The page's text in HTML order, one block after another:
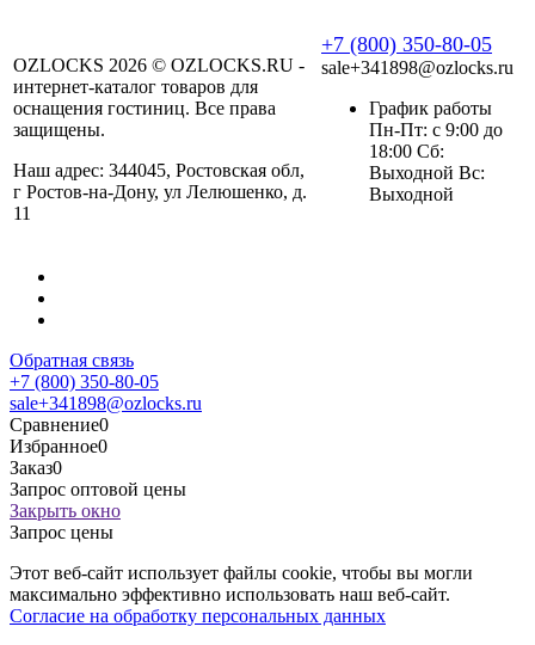
OZLOCKS 2026 © OZLOCKS.RU -
интернет-каталог товаров для
оснащения гостиниц. Все права
защищены.
Наш адрес: 344045, Ростовская обл,
г Ростов-на-Дону, ул Лелюшенко, д.
11
+7 (800) 350-80-05
sale+341898@ozlocks.ru
График работы
Пн-Пт: с 9:00 до
18:00 Сб:
Выходной Вс:
Выходной
Обратная связь
+7 (800) 350-80-05
sale+341898@ozlocks.ru
Сравнение0
Избранное0
Заказ0
Запрос оптовой цены
Закрыть окно
Запрос цены
Этот веб-сайт использует файлы cookie, чтобы вы могли
максимально эффективно использовать наш веб-сайт.
Согласие на обработку персональных данных